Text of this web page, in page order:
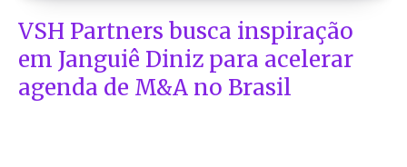
VSH Partners busca inspiração
em Janguiê Diniz para acelerar
agenda de M&A no Brasil